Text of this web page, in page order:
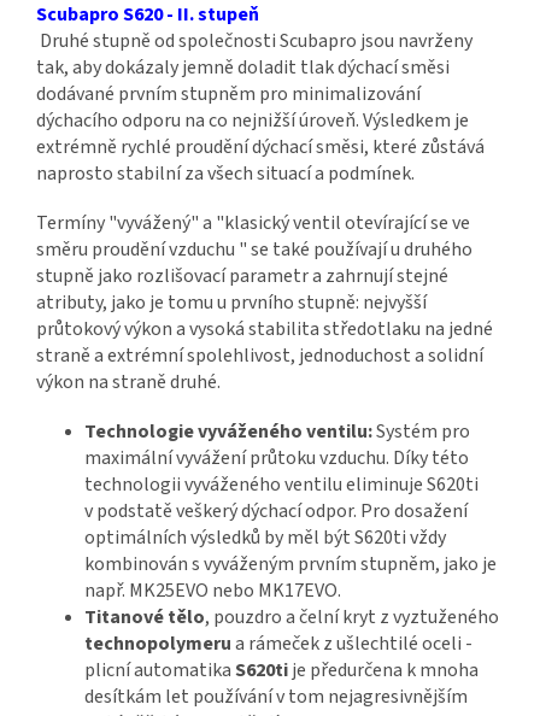
Scubapro S620 - II. stupeň
Druhé stupně od společnosti Scubapro jsou navrženy
tak, aby dokázaly jemně doladit tlak dýchací směsi
dodávané prvním stupněm pro minimalizování
dýchacího odporu na co nejnižší úroveň. Výsledkem je
extrémně rychlé proudění dýchací směsi, které zůstává
naprosto stabilní za všech situací a podmínek.
Termíny "vyvážený" a "klasický ventil otevírající se ve
směru proudění vzduchu " se také používají u druhého
stupně jako rozlišovací parametr a zahrnují stejné
atributy, jako je tomu u prvního stupně: nejvyšší
průtokový výkon a vysoká stabilita středotlaku na jedné
straně a extrémní spolehlivost, jednoduchost a solidní
výkon na straně druhé.
Technologie vyváženého ventilu:Systém pro
maximální vyvážení průtoku vzduchu. Díky této
technologii vyváženého ventilu eliminuje S620ti
v podstatě veškerý dýchací odpor. Pro dosažení
optimálních výsledků by měl být S620ti vždy
kombinován s vyváženým prvním stupněm, jako je
např. MK25EVO nebo MK17EVO.
Titanové tělo, pouzdro a čelní kryt z vyztuženého
technopolymerua rámeček z ušlechtilé oceli -
plicní automatikaS620tije předurčena k mnoha
desítkám let používání v tom nejagresivnějším